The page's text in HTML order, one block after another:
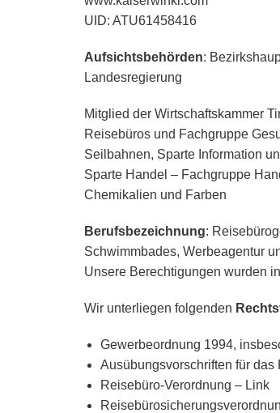
UID: ATU61458416
Aufsichtsbehörden:
Landesregierung
Mitglied der Wirtschaftskammer
Reisebüros und Fachgruppe
Seilbahnen, Sparte Information
Sparte Handel – Fachgruppe
Chemikalien und Farben
Berufsbezeichnung:
Schwimmbades, Werbeagentur
Unsere Berechtigungen wurden
Wir unterliegen folgenden
Gewerbeordnung 1994,
Ausübungsvorschriften für
Reisebüro-Verordnung – Link